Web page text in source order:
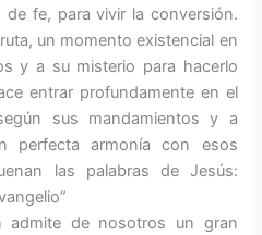
fe, para vivir la conversión.
un momento existencial en
y a su misterio para hacerlo
entrar profundamente en el
sus mandamientos y a
perfecta armonía con esos
las palabras de Jesús:
admite de nosotros un gran